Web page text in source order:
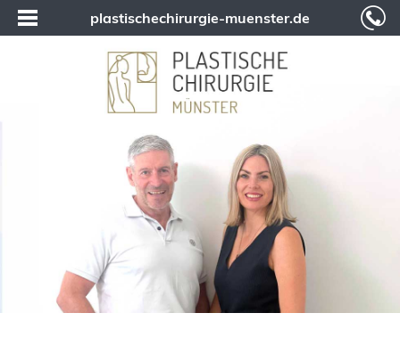
plastischechirurgie-muenster.de